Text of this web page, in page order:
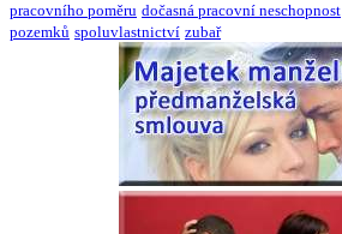
pracovního poměru dočasná pracovní neschopnost
pozemků spoluvlastnictví zubař